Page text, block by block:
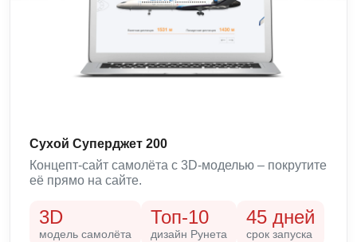
Сухой Суперджет 200
Концепт-сайт самолёта с 3D-моделью – покрутите
её прямо на сайте.
3D
модель самолёта
Топ-10
дизайн Рунета
45 дней
срок запуска